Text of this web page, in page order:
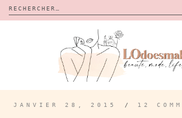
Rechercher :
CALENDRIERS DE L’AVENT
BON PLAN
À PROPOS
JANVIER 28, 2015 / 12